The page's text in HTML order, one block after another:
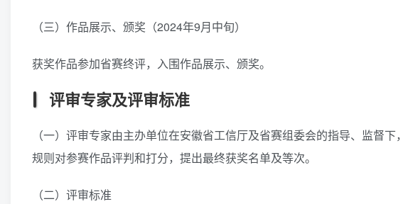
（三）作品展示、颁奖（2024年9月中旬）
获奖作品参加省赛终评，入围作品展示、颁奖。
评审专家及评审标准
（一）评审专家由主办单位在安徽省工信厅及省赛组委会的指导、监督
规则对参赛作品评判和打分，提出最终获奖名单及等次。
（二）评审标准